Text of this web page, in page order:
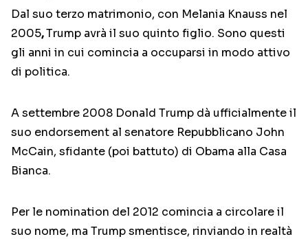
Dal suo terzo matrimonio, con Melania Knauss nel
2005,Trump avrà il suo quinto figlio. Sono questi
gli anni in cui comincia a occuparsi in modo attivo
di politica.
A settembre 2008 Donald Trump dà ufficialmente il
suo endorsement al senatore Repubblicano John
McCain, sfidante (poi battuto) di Obama alla Casa
Bianca.
Per le nomination del 2012 comincia a circolare il
suo nome, ma Trump smentisce, rinviando in realtà